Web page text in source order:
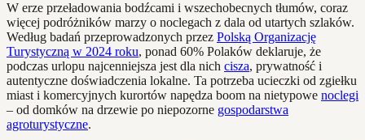
W erze przeładowania bodźcami i wszechobecnych tłumów, coraz
więcej podróżników marzy o noclegach z dala od utartych szlaków.
Według badań przeprowadzonych przez Polską Organizację
Turystyczną w 2024 roku, ponad 60% Polaków deklaruje, że
podczas urlopu najcenniejsza jest dla nich cisza, prywatność i
autentyczne doświadczenia lokalne. Ta potrzeba ucieczki od zgiełku
miast i komercyjnych kurortów napędza boom na nietypowe noclegi
– od domków na drzewie po niepozorne gospodarstwa
agroturystyczne.